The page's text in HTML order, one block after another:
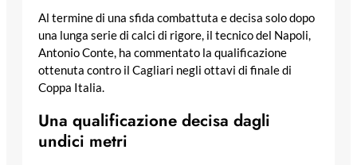
Al termine di una sfida combattuta e decisa solo dopo
una lunga serie di calci di rigore, il tecnico del Napoli,
Antonio Conte, ha commentato la qualificazione
ottenuta contro il Cagliari negli ottavi di finale di
Coppa Italia.
Una qualificazione decisa dagli
undici metri